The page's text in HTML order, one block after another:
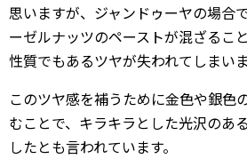
思いますが、ジャンドゥーヤの場合
ーゼルナッツのペーストが混ざるこ
性質でもあるツヤが失われてしまいま
このツヤ感を補うために金色や銀色
むことで、キラキラとした光沢のあ
したとも言われています。